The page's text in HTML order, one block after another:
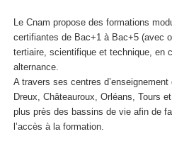
Le Cnam propose des formations
certifiantes de Bac+1 à Bac+5 (avec
tertiaire, scientifique et technique, en
alternance.
A travers ses centres
Dreux, Châteauroux, Orléans, Tours
plus près des bassins de vie afin de
l’accès à la formation.